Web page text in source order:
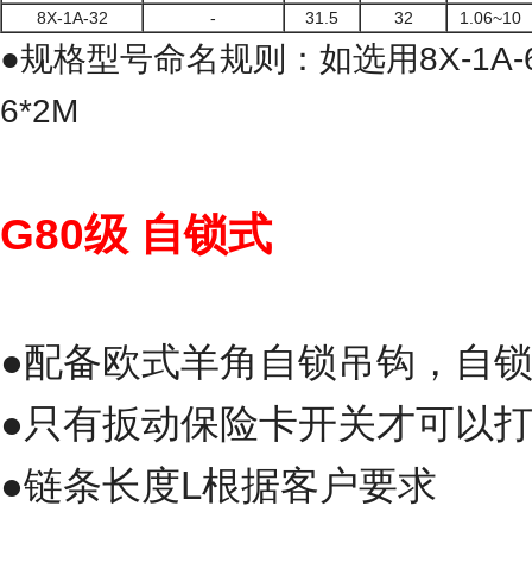
8X-1A-32
- 31.5 32 1.06~10
●规格型号命名规则：如选用8X-
6*2M
G80级 自锁式
●配备欧式羊角自锁吊钩，自
●只有扳动保险卡开关才可以
●链条长度L根据客户要求